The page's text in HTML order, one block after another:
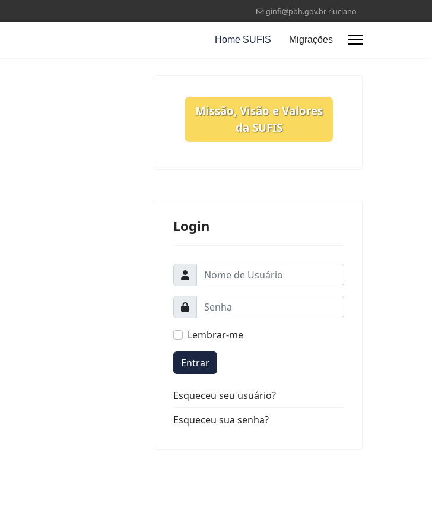
ginfi@pbh.gov.br rluciano
Home SUFIS Migrações
Missão, Visão e Valores
da SUFIS
Login
Lembrar-me
Entrar
Esqueceu seu usuário?
Esqueceu sua senha?